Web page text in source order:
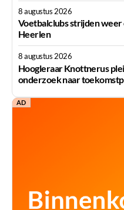
8 augustus 2026
Voetbalclubs strijden weer
Heerlen
8 augustus 2026
Hoogleraar Knottnerus
onderzoek naar
AD